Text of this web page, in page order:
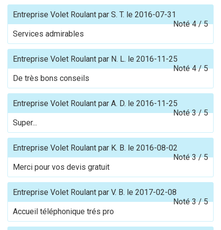
Entreprise Volet Roulant par S. T. le 2016-07-31
Noté4/5
Services admirables
Entreprise Volet Roulant par N. L. le 2016-11-25
Noté4/5
De très bons conseils
Entreprise Volet Roulant par A. D. le 2016-11-25
Noté3/5
Super...
Entreprise Volet Roulant par K. B. le 2016-08-02
Noté3/5
Merci pour vos devis gratuit
Entreprise Volet Roulant par V. B. le 2017-02-08
Noté3/5
Accueil téléphonique trés pro